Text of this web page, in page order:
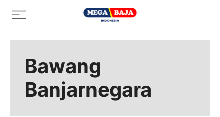
Menu
Bawang
Banjarnegara